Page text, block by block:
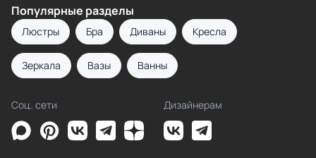
Популярные разделы
Люстры Бра Диваны Кресла
Зеркала Вазы Ванны
Соц. сети Дизайнерам